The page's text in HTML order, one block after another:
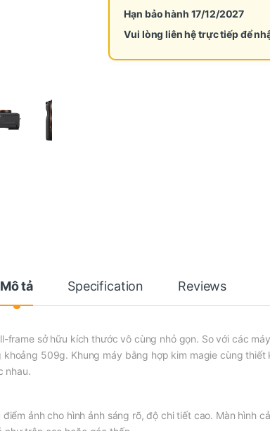
Hạn bảo hành 17/12/2027
Vui lòng liên hệ trực tiếp để
Mô tả Specification Reviews
frame sở hữu kích thước vô cùng nhỏ gọn. So với các
509g. Khung máy bằng hợp kim magie cùng
nhau.
ảnh cho hình ảnh sáng rõ, độ chi tiết cao. Màn hình